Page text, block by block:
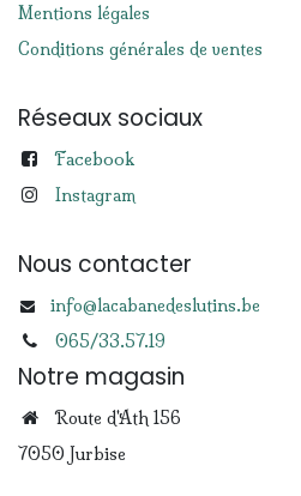
Mentions légales
Conditions générales de ventes
Réseaux sociaux
Facebook
Instagram
Nous contacter
info@lacabanedeslutins.be
065/33.57.19
Notre magasin
Route d'Ath 156
7050 Jurbise